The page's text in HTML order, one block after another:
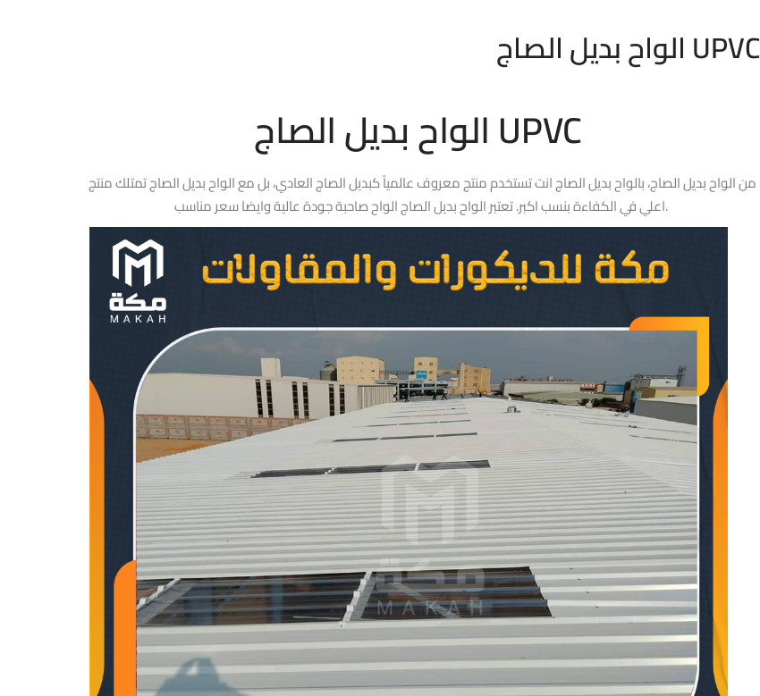
الواح بديل الصاج UPVC
الواح بديل الصاج UPVC
من الواح بديل الصاج، بالواح بديل الصاج انت تستخدم منتج معروف عالمياً كبديل الصاج العادي، بل مع الواح بديل الصاج تمتلك منتج
اعلي في الكفاءة بنسب اكبر. تعتبر الواح بديل الصاج الواح صاحبة جودة عالية وايضا سعر مناسب.